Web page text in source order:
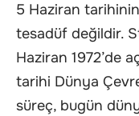
5 Haziran
tesadüf değildir.
Haziran 1972’de
tarihi Dünya
süreç, bugün